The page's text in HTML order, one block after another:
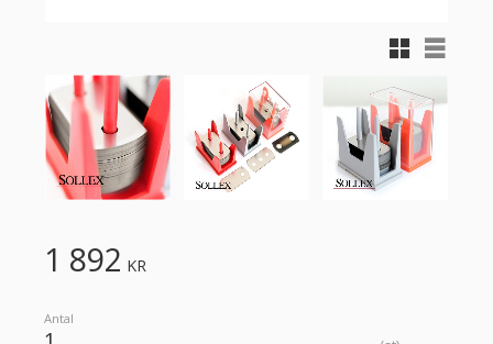
Rutnätsvy
Listvy
1 892 KR
Antal